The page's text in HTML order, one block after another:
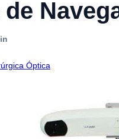
Óptica